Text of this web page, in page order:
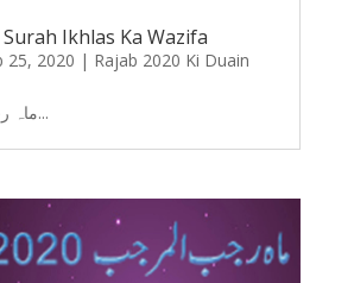
Ikhlas Ka Wazifa
25, 2020 | Rajab 2020 Ki Duain
ماہ رجب میں جمعہ...